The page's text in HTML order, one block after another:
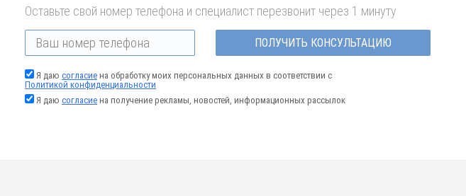
Оставьте свой номер телефона и специалист перезвонит через 1 минуту
ПОЛУЧИТЬ КОНСУЛЬТАЦИЮ
Я даю согласие на обработку моих персональных данных в соответствии с
Политикой конфиденциальности
Я даю согласие на получение рекламы, новостей, информационных рассылок